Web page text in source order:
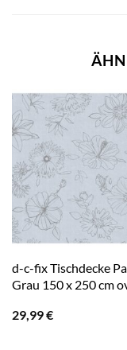
d-c-fix Tischdecke
Grau 150 x 250 cm
29,99€